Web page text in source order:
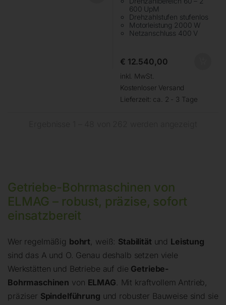
600 UpM
Drehzahlstufen stufenlos
Motorleistung 2000 W
Netzanschluss 400 V
€ 12.540,00
inkl. MwSt.
Kostenloser Versand
Lieferzeit: ca. 2 - 3 Tage
Getriebe-Bohrmaschinen von
ELMAG – robust, präzise, sofort
einsatzbereit
Wer regelmäßig bohrt, weiß: Stabilität und Leistung
sind das A und O. Genau deshalb setzen viele
Werkstätten und Betriebe auf die Getriebe-
Bohrmaschinen von ELMAG . Mit kraftvollem Antrieb,
präziser Spindelführung und robuster Bauweise sind sie